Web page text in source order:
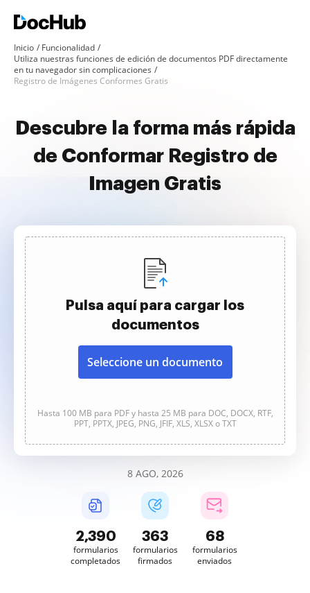
Inicio
Funcionalidad
Utiliza nuestras funciones de edición de documentos PDF directamente
en tu navegador sin complicaciones
Registro de Imágenes Conformes Gratis
Descubre la forma más rápida
de Conformar Registro de
Imagen Gratis
Pulsa aquí para cargar los
documentos
Seleccione un documento
Hasta 100 MB para PDF y hasta 25 MB para DOC, DOCX, RTF,
PPT, PPTX, JPEG, PNG, JFIF, XLS, XLSX o TXT
8 AGO, 2026
2,391
formularios
completados
363
formularios
firmados
68
formularios
enviados